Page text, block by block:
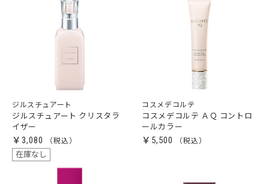
ジルスチュアート
ジルスチュアート クリスタラ
イザー
￥3,080
在庫なし
コスメデコルテ
コスメデコルテ ＡＱ コントロ
ールカラー
￥5,500